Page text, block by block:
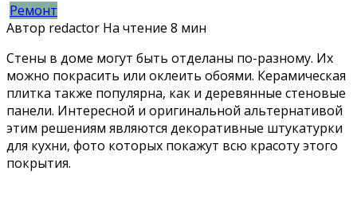
Ремонт
Автор redactor На чтение 8 мин
Стены в доме могут быть отделаны по-разному. Их
можно покрасить или оклеить обоями. Керамическая
плитка также популярна, как и деревянные стеновые
панели. Интересной и оригинальной альтернативой
этим решениям являются декоративные штукатурки
для кухни, фото которых покажут всю красоту этого
покрытия.